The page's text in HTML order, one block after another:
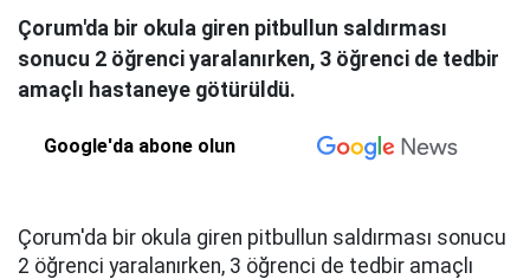
Çorum'da bir okula giren pitbullun saldırması
sonucu 2 öğrenci yaralanırken, 3 öğrenci de tedbir
amaçlı hastaneye götürüldü.
Google'da abone olun
Çorum'da bir okula giren pitbullun saldırması sonucu
2 öğrenci yaralanırken, 3 öğrenci de tedbir amaçlı